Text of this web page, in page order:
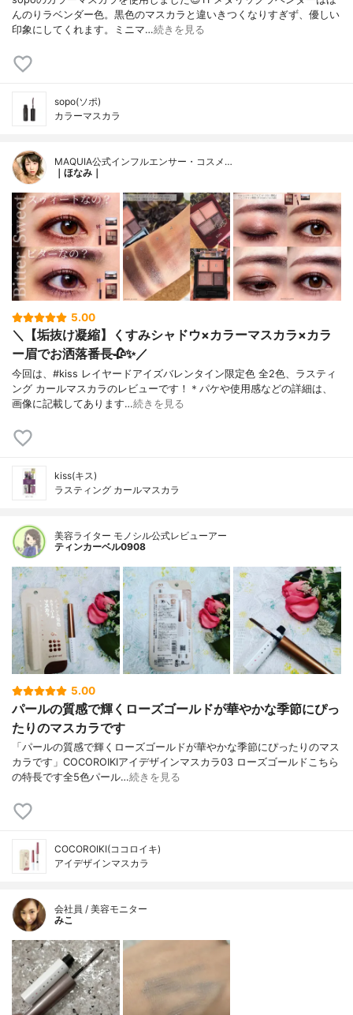
んのりラベンダー色。黒色のマスカラと違いきつくなりすぎず、優しい
印象にしてくれます。ミニマ…続きを見る
sopo(ソポ)
カラーマスカラ
MAQUIA公式インフルエンサー・コスメ…
｜ほなみ｜
5.00
＼【垢抜け凝縮】くすみシャドウ×カラーマスカラ×カラ
ー眉でお洒落番長🥀✨／
今回は、#kiss レイヤードアイズバレンタイン限定色 全2色、ラスティ
ング カールマスカラのレビューです！＊パケや使用感などの詳細は、
画像に記載してあります…続きを見る
kiss(キス)
ラスティング カールマスカラ
美容ライター モノシル公式レビューアー
ティンカーベル0908
5.00
パールの質感で輝くローズゴールドが華やかな季節にぴっ
たりのマスカラです
「パールの質感で輝くローズゴールドが華やかな季節にぴったりのマス
カラです」COCOROIKIアイデザインマスカラ03 ローズゴールドこちら
の特長です全5色パール…続きを見る
COCOROIKI(ココロイキ)
アイデザインマスカラ
会社員 / 美容モニター
みこ